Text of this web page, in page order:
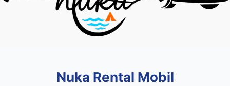
Nuka Rental Mobil